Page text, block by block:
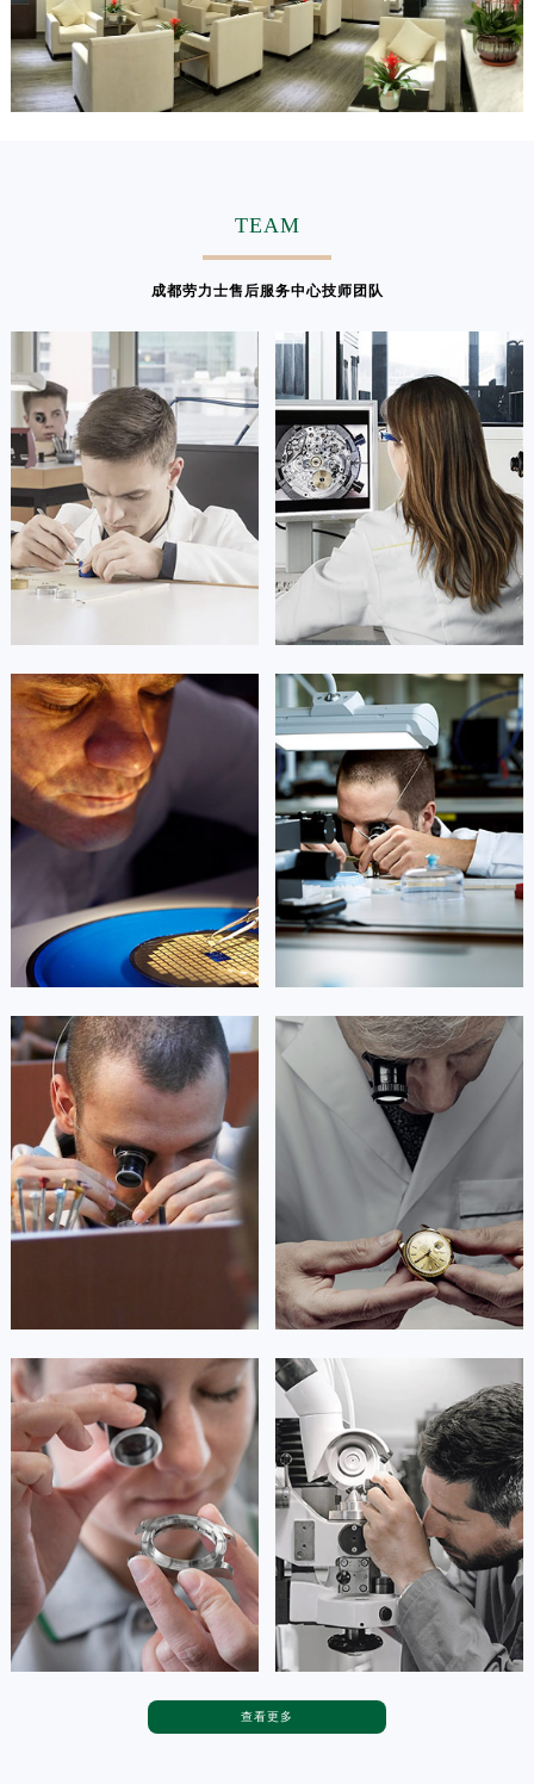
TEAM
成都劳力士售后服务中心技师团队
凯罗尔·切尔西
资深劳力士技师
是成都市锦江区劳力士售后服务中
心
(劳力士维修保养中心)
的高级技师之一
Chengdu Rolex Maintain center
 成都市锦江区劳力士维修
达芙妮·克劳迪娅
资深劳力士技师
是成都市青羊区劳力士售后服务中
心
(劳力士维修保养中心)
的高级技师之一
Chengdu Rolex Maintain center
 成都市青羊区劳力士维修
杰登·奥斯卡里昂
资深劳力士技师
是成都武侯区劳力士售后服务中心
(劳力士维修保养中心)
的高级技师之一
Chengdu Rolex Maintain center
 成都武侯区劳力士维修
查尔斯·彼得艾伯特
资深劳力士技师
是成都成华区劳力士售后服务中心
(劳力士维修保养中心)
的高级技师之一
Chengdu Rolex Maintain center
 成都成华区劳力士维修
安尼塔·阿普里尔
资深劳力士技师
是成都龙泉驿区劳力士售后服务中
心
(劳力士维修保养中心)
的高级技师之一
Chengdu Rolex Maintain center
 成都龙泉驿区劳力士维修
贝亚特·布兰奇
资深劳力士技师
是成都青白江区劳力士售后服务中
心
(劳力士维修保养中心)
的高级技师之一
Chengdu Rolex Maintain center
 成都青白江区劳力士维修
卡罗琳·卡桑德拉 辛迪·克莱门特
查看更多